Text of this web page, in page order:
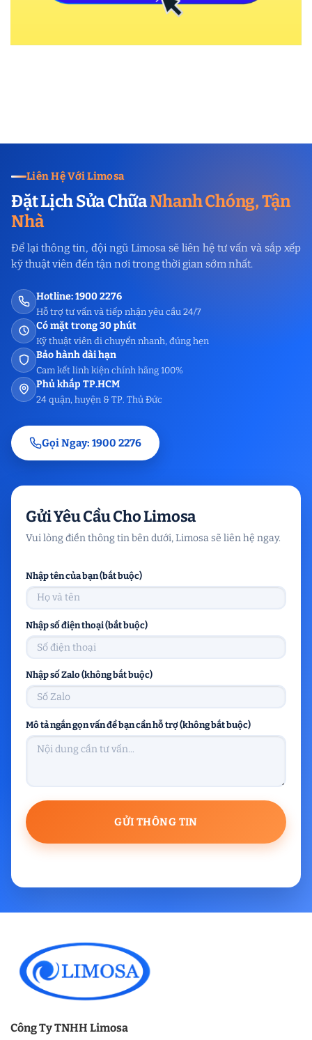
Liên Hệ Với Limosa
Đặt Lịch Sửa ChữaNhanh Chóng, Tận
Nhà
Để lại thông tin, đội ngũ Limosa sẽ liên hệ tư vấn và sắp xếp
kỹ thuật viên đến tận nơi trong thời gian sớm nhất.
Hotline: 1900 2276
Hỗ trợ tư vấn và tiếp nhận yêu cầu 24/7
Có mặt trong 30 phút
Kỹ thuật viên di chuyển nhanh, đúng hẹn
Bảo hành dài hạn
Cam kết linh kiện chính hãng 100%
Phủ khắp TP.HCM
24 quận, huyện & TP. Thủ Đức
Gọi Ngay: 1900 2276
Gửi Yêu Cầu Cho Limosa
Vui lòng điền thông tin bên dưới, Limosa sẽ liên hệ ngay.
Nhập tên của bạn (bắt buộc)
Nhập số điện thoại (bắt buộc)
Nhập số Zalo (không bắt buộc)
Mô tả ngắn gọn vấn đề bạn cần hỗ trợ (không bắt buộc)
Công Ty TNHH Limosa